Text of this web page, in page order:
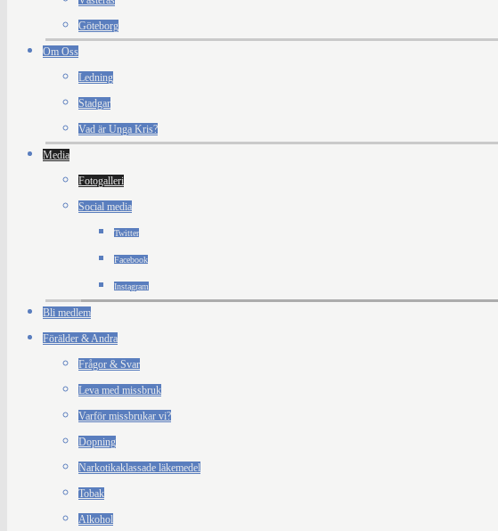
Göteborg
Om Oss
Ledning
Stadgar
Vad är Unga Kris?
Media
Fotogalleri
Social media
Twitter
Facebook
Instagram
Bli medlem
Förälder & Andra
Frågor & Svar
Leva med missbruk
Varför missbrukar vi?
Dopning
Narkotikaklassade läkemedel
Tobak
Alkohol